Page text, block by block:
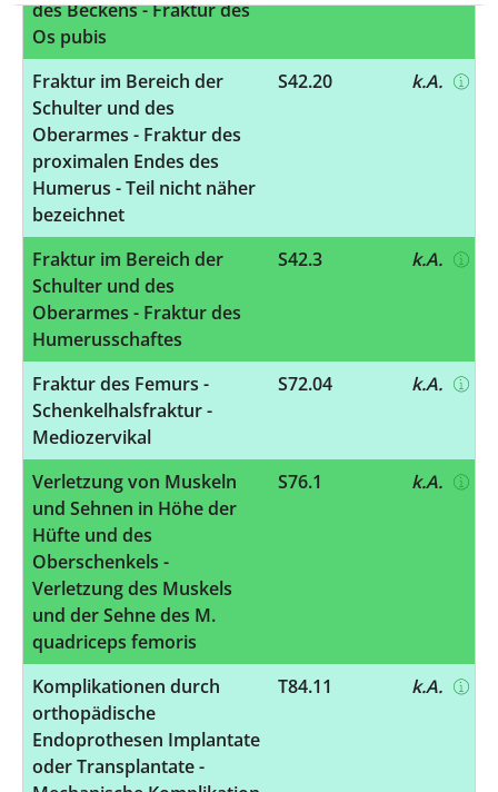
des Beckens - Fraktur des
Os pubis
Fraktur im Bereich der
Schulter und des
Oberarmes - Fraktur des
proximalen Endes des
Humerus - Teil nicht näher
bezeichnet
S42.20 k.A.
Fraktur im Bereich der
Schulter und des
Oberarmes - Fraktur des
Humerusschaftes
S42.3 k.A.
Fraktur des Femurs -
Schenkelhalsfraktur -
Mediozervikal
S72.04 k.A.
Verletzung von Muskeln
und Sehnen in Höhe der
Hüfte und des
Oberschenkels -
Verletzung des Muskels
und der Sehne des M.
quadriceps femoris
S76.1 k.A.
Komplikationen durch
orthopädische
Endoprothesen Implantate
oder Transplantate -
T84.11 k.A.